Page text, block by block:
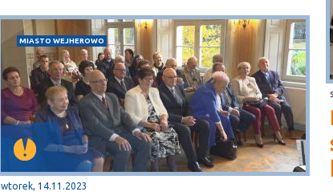
MIASTO WEJHEROWO
wtorek, 14.11.2023